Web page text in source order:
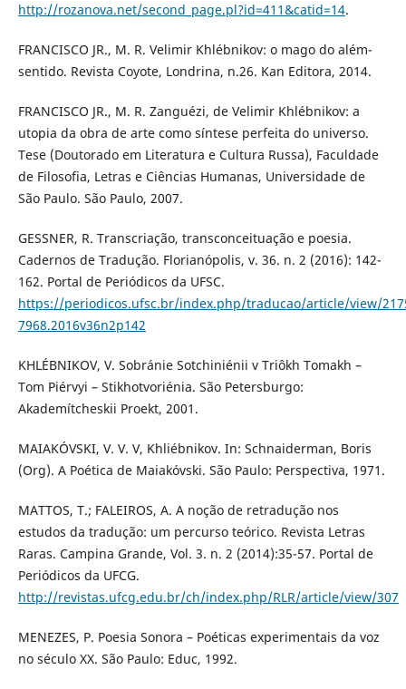
http://rozanova.net/second_page.pl?id=411&catid=14.
FRANCISCO JR., M. R. Velimir Khlébnikov: o mago do além-
sentido. Revista Coyote, Londrina, n.26. Kan Editora, 2014.
FRANCISCO JR., M. R. Zanguézi, de Velimir Khlébnikov: a
utopia da obra de arte como síntese perfeita do universo.
Tese (Doutorado em Literatura e Cultura Russa), Faculdade
de Filosofia, Letras e Ciências Humanas, Universidade de
São Paulo. São Paulo, 2007.
GESSNER, R. Transcriação, transconceituação e poesia.
Cadernos de Tradução. Florianópolis, v. 36. n. 2 (2016): 142-
162. Portal de Periódicos da UFSC.
https://periodicos.ufsc.br/index.php/traducao/article/view/
7968.2016v36n2p142
KHLÉBNIKOV, V. Sobránie Sotchiniénii v Triôkh Tomakh –
Tom Piérvyi – Stikhotvoriénia. São Petersburgo:
Akademítcheskii Proekt, 2001.
MAIAKÓVSKI, V. V. V, Khliébnikov. In: Schnaiderman, Boris
(Org). A Poética de Maiakóvski. São Paulo: Perspectiva, 1971.
MATTOS, T.; FALEIROS, A. A noção de retradução nos
estudos da tradução: um percurso teórico. Revista Letras
Raras. Campina Grande, Vol. 3. n. 2 (2014):35-57. Portal de
Periódicos da UFCG.
http://revistas.ufcg.edu.br/ch/index.php/RLR/article/view/307
MENEZES, P. Poesia Sonora – Poéticas experimentais da voz
no século XX. São Paulo: Educ, 1992.